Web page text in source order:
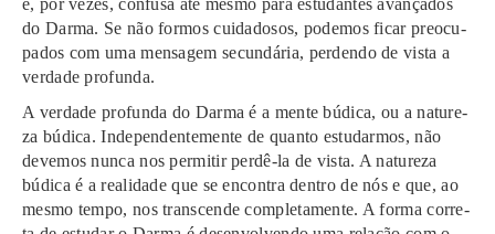
e, por vezes, con­fu­sa até mesmo para estu­dan­tes avança­dos
do Darma. Se não for­mos cui­da­do­sos, pode­mos ficar preo­cu­
pa­dos com uma men­sa­gem secun­dá­ria, per­den­do de vista a
ver­da­de profunda.
A ver­da­de pro­fun­da do Darma é a mente búdi­ca, ou a natu­re­
za búdi­ca. Independentemente de quan­to estu­dar­mos, não
deve­mos nunca nos per­mi­tir perdê-la de vista. A natu­re­za
búdi­ca é a rea­li­da­de que se encon­tra den­tro de nós e que, ao
mesmo tempo, nos trans­cen­de com­ple­ta­men­te. A forma cor­re­